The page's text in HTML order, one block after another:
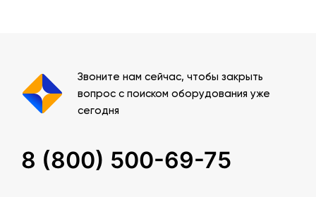
Звоните нам сейчас, чтобы закрыть
вопрос с поиском оборудования уже
сегодня
8 (800) 500-69-75